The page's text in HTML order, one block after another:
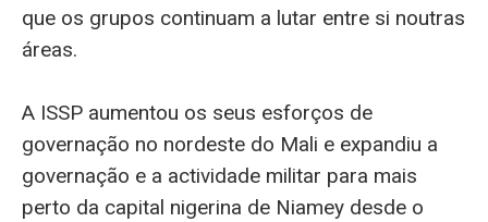
que os grupos continuam a lutar entre si noutras
áreas.
A ISSP aumentou os seus esforços de
governação no nordeste do Mali e expandiu a
governação e a actividade militar para mais
perto da capital nigerina de Niamey desde o